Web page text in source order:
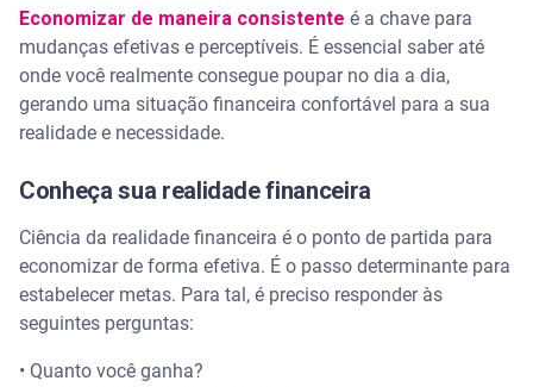
Economizar de maneira consistente é a chave para
mudanças efetivas e perceptíveis. É essencial saber até
onde você realmente consegue poupar no dia a dia,
gerando uma situação financeira confortável para a sua
realidade e necessidade.
Conheça sua realidade financeira
Ciência da realidade financeira é o ponto de partida para
economizar de forma efetiva. É o passo determinante para
estabelecer metas. Para tal, é preciso responder às
seguintes perguntas:
• Quanto você ganha?